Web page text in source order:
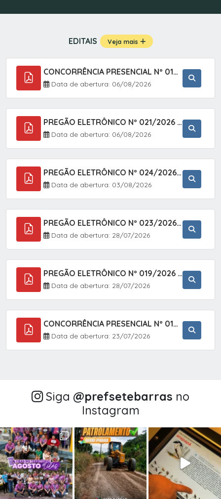
EDITAIS Veja mais
CONCORRÊNCIA PRESENCIAL Nº 019/2025 - PAVIMENTAÇÃO ASFÁLTICA EM TRECHO DA RUA 2 NO BAIRRO VILA SOARES NO MUNICÍPIO DE SETE BARRAS/SP.
Data de abertura: 06/08/2026
PREGÃO ELETRÔNICO Nº 021/2026 - AQUISIÇÃO DE CONTENTORES E CARRINHOS, DESTINADOS A COLETIVA E MANEJO DE RESÍDUOS SÓLIDOS, ATRAVÉS DO SISTEMA DE REGISTRO DE PREÇOS (SRP)
Data de abertura: 06/08/2026
PREGÃO ELETRÔNICO Nº 024/2026 - AQUISIÇÃO DE GÁS MEDICINAL TIPO OXIGÊNIO (1,00 M3, 3,00 M3 E 10,00 M3), EM ATENDIMENTO À SECRETARIA MUNICIPAL DE SAÚDE, ATRAVÉS DO SISTEMA DE REGISTRO DE PREÇOS (SRP)
Data de abertura: 03/08/2026
PREGÃO ELETRÔNICO Nº 023/2026 - AQUISIÇÃO DE ENXOVAL INFANTIL, EM ATENDIMENTO À SECRETARIA MUNICIPAL DE EDUCAÇÃO, ATRAVÉS DO SISTEMA DE REGISTRO DE PREÇOS (SRP).
Data de abertura: 28/07/2026
PREGÃO ELETRÔNICO Nº 019/2026 - CONTRATAÇÃO DE EMPRESA ESPECIALIZADA PARA A PRESTAÇÃO DE SERVIÇOS VETERINÁRIOS CLÍNICOS E CIRÚRGICOS, COM FOCO EM AÇÕES DE SAÚDE PÚBLICA, BEM-ESTAR ANIMAL E CONTROLE POPULACIONAL ÉTICO DE CÃES E GATOS, EM ATENDIMENTO À
Data de abertura: 28/07/2026
CONCORRÊNCIA PRESENCIAL Nº 018/2026 - PAVIMENTAÇÃO ASFÁLTICA NO BAIRRO VOTUPOCA ? ESTRADA DA RAPOSA, NO MUNICÍPIO DE SETE BARRAS/SP
Data de abertura: 23/07/2026
Siga @‌prefsetebarras no
Instagram